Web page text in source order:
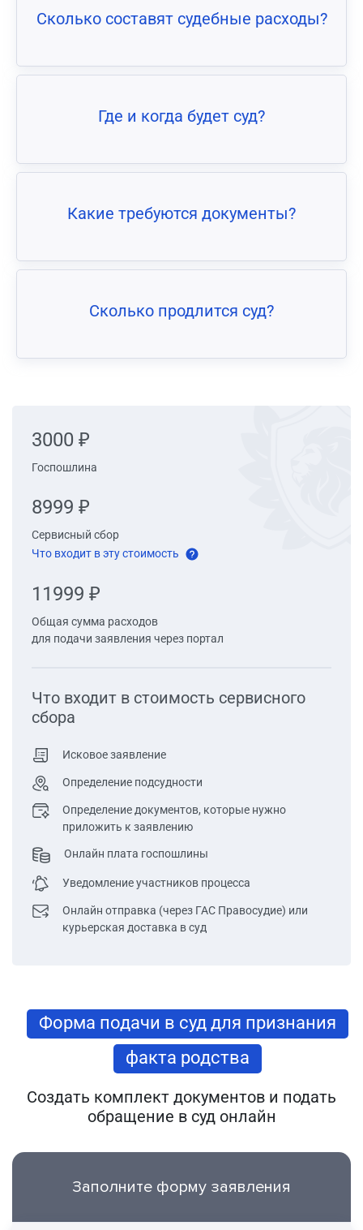
Сколько составят судебные расходы?
Где и когда будет суд?
Какие требуются документы?
Сколько продлится суд?
3000 ₽
Госпошлина
8999 ₽
Сервисный сбор
Что входит в эту стоимость
11999 ₽
Общая сумма расходов
для подачи заявления через портал
Что входит в стоимость cервисного
сбора
Исковое заявление
Определение подсудности
Определение документов, которые нужно
приложить к заявлению
Онлайн плата госпошлины
Уведомление участников процесса
Онлайн отправка (через ГАС Правосудие) или
курьерская доставка в суд
Форма подачи в суд для признания
факта родства
Создать комплект документов и подать
обращение в суд онлайн
Заполните форму заявления